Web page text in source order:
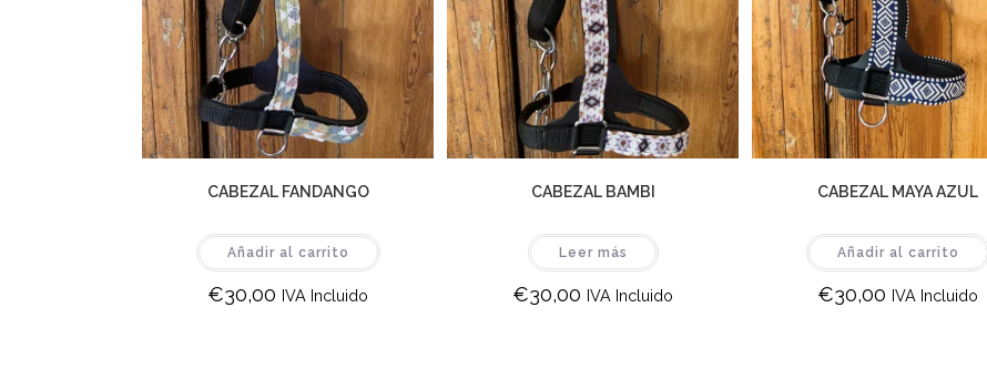
CABEZAL FANDANGO
Añadir al carrito
€30,00 IVA Incluido
CABEZAL BAMBI
Leer más
€30,00 IVA Incluido
CABEZAL MAYA AZUL
Añadir al carrito
€30,00 IVA Incluido